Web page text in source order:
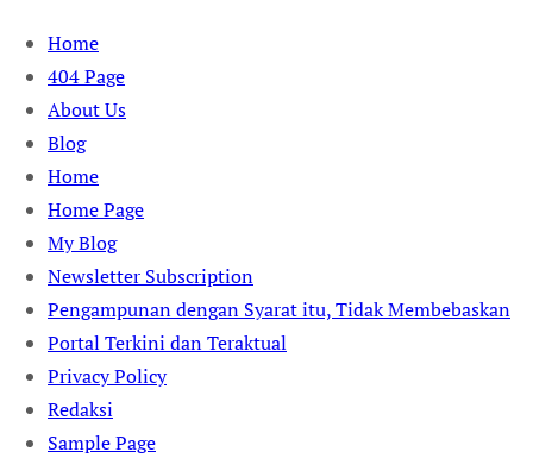
Skip
content
Home
404 Page
About Us
Blog
Home
Home Page
My Blog
Newsletter Subscription
Pengampunan dengan Syarat itu, Tidak Membebaskan
Portal Terkini dan Teraktual
Privacy Policy
Redaksi
Sample Page